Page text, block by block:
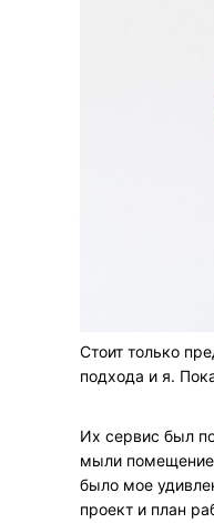
Стоит только
подхода и я.
Их сервис был
мыли помещение
было мое
проект и план